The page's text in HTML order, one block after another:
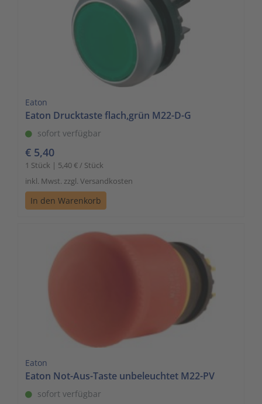
Eaton
Eaton Drucktaste flach,grün M22-D-G
sofort verfügbar
€ 5,40
1 Stück | 5,40 € / Stück
inkl. Mwst. zzgl. Versandkosten
In den Warenkorb
Eaton
Eaton Not-Aus-Taste unbeleuchtet M22-PV
sofort verfügbar